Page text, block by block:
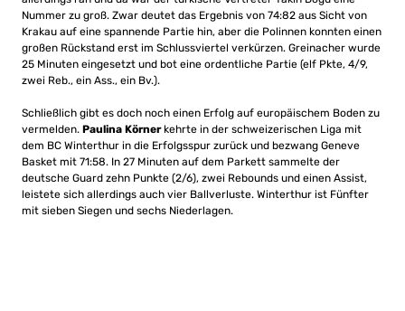
Nummer zu groß. Zwar deutet das Ergebnis von 74:82 aus Sicht von
Krakau auf eine spannende Partie hin, aber die Polinnen konnten einen
großen Rückstand erst im Schlussviertel verkürzen. Greinacher wurde
25 Minuten eingesetzt und bot eine ordentliche Partie (elf Pkte, 4/9,
zwei Reb., ein Ass., ein Bv.).
Schließlich gibt es doch noch einen Erfolg auf europäischem Boden zu
vermelden. Paulina Körnerkehrte in der schweizerischen Liga mit
dem BC Winterthur in die Erfolgsspur zurück und bezwang Geneve
Basket mit 71:58. In 27 Minuten auf dem Parkett sammelte der
deutsche Guard zehn Punkte (2/6), zwei Rebounds und einen Assist,
leistete sich allerdings auch vier Ballverluste. Winterthur ist Fünfter
mit sieben Siegen und sechs Niederlagen.